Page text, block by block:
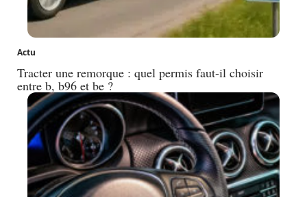
Actu
Tracter une remorque : quel permis faut-il choisir
entre b, b96 et be ?